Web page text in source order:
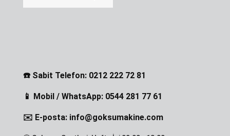
☎️ Sabit Telefon: 0212 222 72 81
📱 Mobil / WhatsApp: 0544 281 77 61
✉️ E-posta: info@goksumakine.com